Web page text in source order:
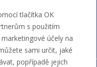
Apple Pay,
tlačítka OK
s použitím
účely na
sami určit, jaké
popřípadě jejich